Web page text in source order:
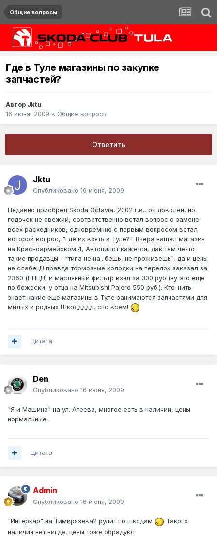
Общие вопросы
Где в Туле магазины по закупке
запчастей?
Автор Jktu
16 июня, 2009 в Общие вопросы
Ответить
Jktu
Опубликовано 16 июня, 2009
Недавно приобрел Skoda Octavia, 2002 г.в., оч доволен, но
годочек не свежий, соответственно встал вопрос о замене
всех расходников, одновремнно с первым вопросом встал
воторой вопрос, "где их взять в Туле?". Вчера нашел магазин
на Красноармейском 4, Автопилот кажется, дак там че-то
такие продавцы - "типа не на...бешь, не проживешь", да и цены
не слабец!!! правда тормозные колодки на передок заказал за
2360 (ППЦ!!!) и маслянный фильтр взял за 300 руб (ну это еще
по божески, у отца на Mitsubishi Pajero 550 руб.). Кто-нить
знает какие еще магазины в Туле занимаются запчастями для
милых и родных Шкоддддд, спс всем!
Цитата
Den
Опубликовано 16 июня, 2009
"Я и Машина" на ул. Агеева, многое есть в наличии, цены
нормальные.
Цитата
Admin
Опубликовано 16 июня, 2009
"Интеркар" на Тимирязева2 рулит по шкодам
Такого
наличия нет нигде, цены тоже обрадуют